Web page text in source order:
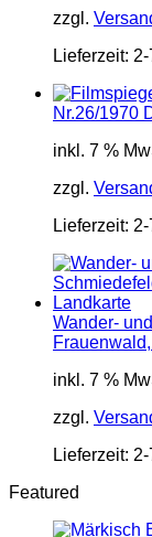
zzgl.
Lieferzeit:
Nr.26/1970
inkl. 7 %
zzgl.
Lieferzeit:
Wander-
inkl. 7 %
zzgl.
Lieferzeit:
Featured